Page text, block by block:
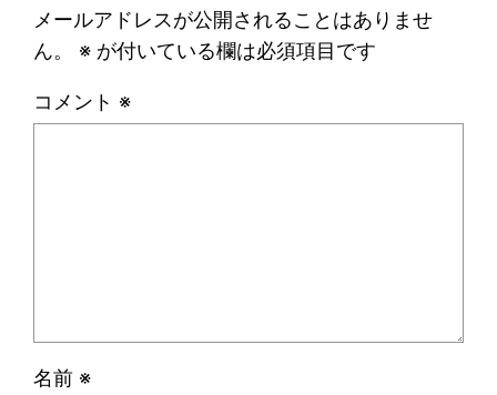
メールアドレスが公開されることはありませ
ん。
※ が付いている欄は必須項目です
コメント ※
名前 ※